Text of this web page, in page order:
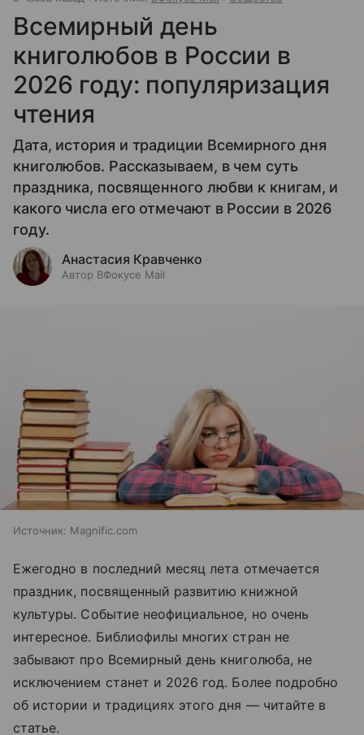
Всемирный день
книголюбов в России в
2026 году: популяризация
чтения
Дата, история и традиции Всемирного дня
книголюбов. Рассказываем, в чем суть
праздника, посвященного любви к книгам, и
какого числа его отмечают в России в 2026
году.
Анастасия Кравченко
Автор ВФокусе Mail
Источник: Magnific.com
Ежегодно в последний месяц лета отмечается
праздник, посвященный развитию книжной
культуры. Событие неофициальное, но очень
интересное. Библиофилы многих стран не
забывают про Всемирный день книголюба, не
исключением станет и 2026 год. Более подробно
об истории и традициях этого дня — читайте в
статье.